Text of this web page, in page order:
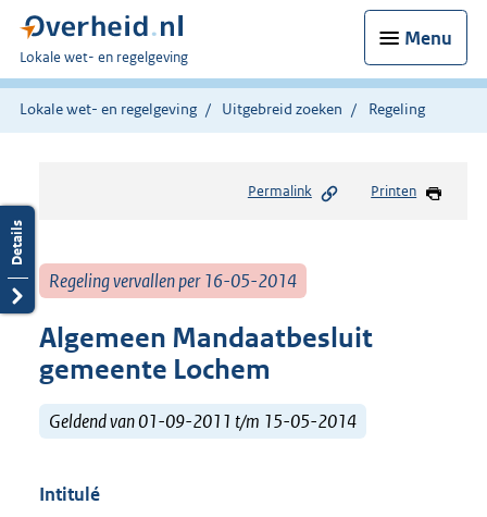
Menu
U
bent
hier:
Lokale wet- en regelgeving
Lokale wet- en regelgeving Uitgebreid zoeken Regeling
Permalink Printen
Regeling vervallen per 16-05-2014
Algemeen Mandaatbesluit
gemeente Lochem
Geldend van 01-09-2011 t/m 15-05-2014
Intitulé